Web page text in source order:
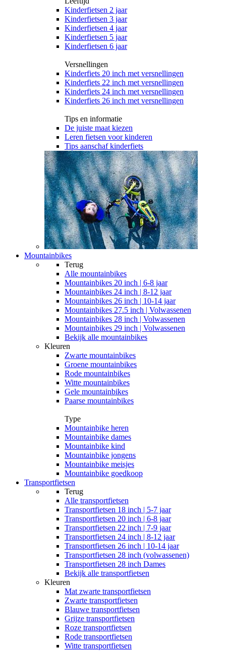
Kinderfietsen 2 jaar
Kinderfietsen 3 jaar
Kinderfietsen 4 jaar
Kinderfietsen 5 jaar
Kinderfietsen 6 jaar
Versnellingen
Kinderfiets 20 inch met versnellingen
Kinderfiets 22 inch met versnellingen
Kinderfiets 24 inch met versnellingen
Kinderfiets 26 inch met versnellingen
Tips en informatie
De juiste maat kiezen
Leren fietsen voor kinderen
Tips aanschaf kinderfiets
Mountainbikes
Terug
Alle mountainbikes
Mountainbikes 20 inch | 6-8 jaar
Mountainbikes 24 inch | 8-12 jaar
Mountainbikes 26 inch | 10-14 jaar
Mountainbikes 27.5 inch | Volwassenen
Mountainbikes 28 inch | Volwassenen
Mountainbikes 29 inch | Volwassenen
Bekijk alle mountainbikes
Kleuren
Zwarte mountainbikes
Groene mountainbikes
Rode mountainbikes
Witte mountainbikes
Gele mountainbikes
Paarse mountainbikes
Type
Mountainbike heren
Mountainbike dames
Mountainbike kind
Mountainbike jongens
Mountainbike meisjes
Mountainbike goedkoop
Transportfietsen
Terug
Alle transportfietsen
Transportfietsen 18 inch | 5-7 jaar
Transportfietsen 20 inch | 6-8 jaar
Transportfietsen 22 inch | 7-9 jaar
Transportfietsen 24 inch | 8-12 jaar
Transportfietsen 26 inch | 10-14 jaar
Transportfietsen 28 inch (volwassenen)
Transportfietsen 28 inch Dames
Bekijk alle transportfietsen
Kleuren
Mat zwarte transportfietsen
Zwarte transportfietsen
Blauwe transportfietsen
Grijze transportfietsen
Roze transportfietsen
Rode transportfietsen
Witte transportfietsen